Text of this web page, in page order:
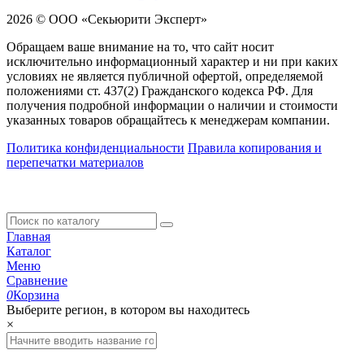
2026 © ООО «Секьюрити Эксперт»
Обращаем ваше внимание на то, что сайт носит
исключительно информационный характер и ни при каких
условиях не является публичной офертой, определяемой
положениями ст. 437(2) Гражданского кодекса РФ. Для
получения подробной информации о наличии и стоимости
указанных товаров обращайтесь к менеджерам компании.
Политика конфиденциальности Правила копирования и
перепечатки материалов
Главная
Каталог
Меню
Сравнение
0Корзина
Выберите регион, в котором вы находитесь
×